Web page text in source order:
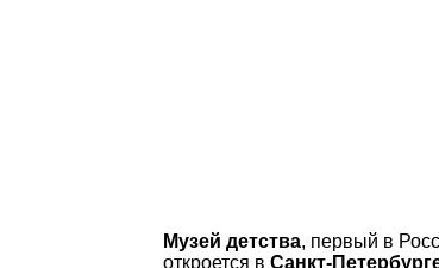
Музей детства, первый в
откроется в Санкт-